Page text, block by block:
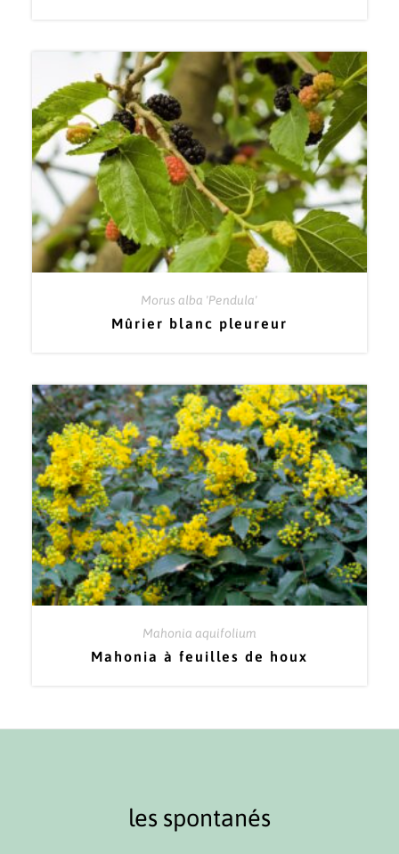
Morus alba 'Pendula'
Mûrier blanc pleureur
Mahonia aquifolium
Mahonia à feuilles de houx
les spontanés